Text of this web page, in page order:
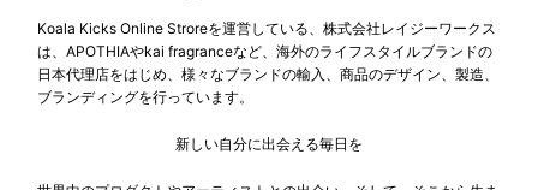
Koala Kicks Online Stroreを運営している、株式会社レイジーワークス
は、APOTHIAやkai fragranceなど、海外のライフスタイルブランドの
日本代理店をはじめ、様々なブランドの輸入、商品のデザイン、製造、
ブランディングを行っています。
新しい自分に出会える毎日を